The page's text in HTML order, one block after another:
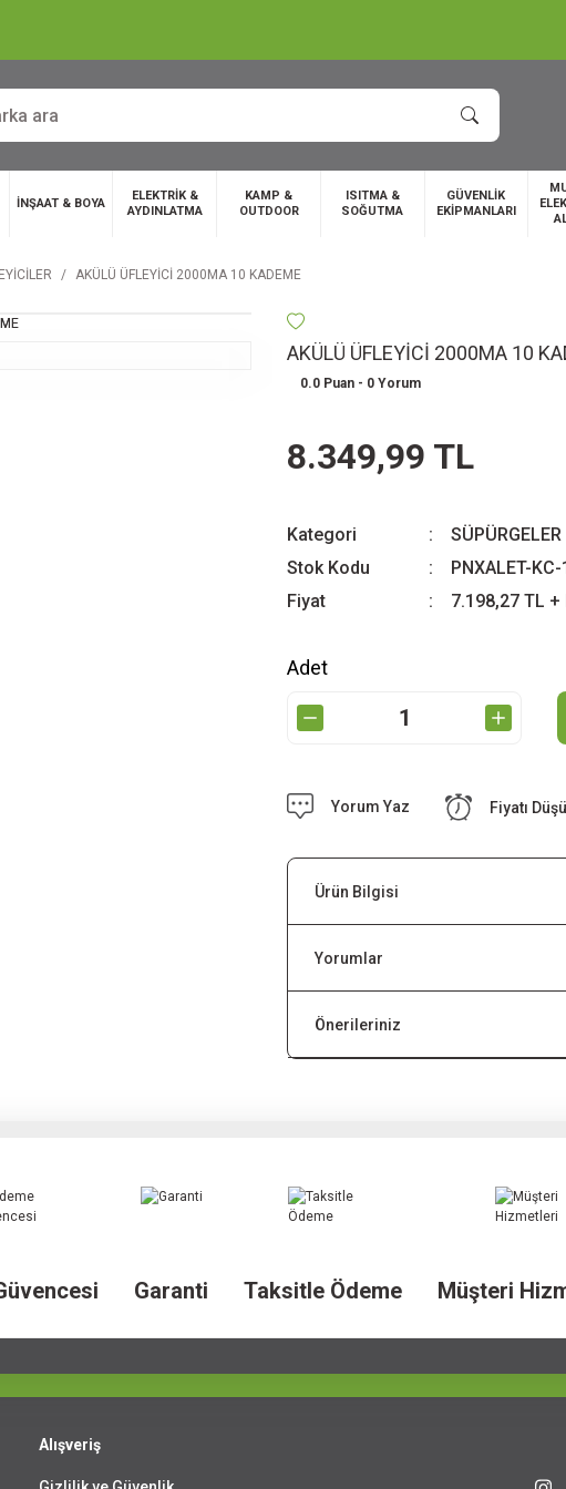
İNŞAAT & BOYA
ELEKTRİK &
AYDINLATMA
KAMP &
OUTDOOR
ISITMA &
SOĞUTMA
GÜVENLİK
EKİPMANLARI
AKÜLÜ ÜFLEYİCİ 2000MA 10 KADEME
AKÜLÜ ÜFLEYİCİ 2000MA 10
0.0 Puan - 0 Yorum
8.349,99 TL
Kategori
Stok Kodu
PNXALET-
Fiyat
7.198,27 TL +
Adet
Yorum Yaz Fiyatı
Ürün Bilgisi
Yorumlar
Önerileriniz
Garanti Taksitle Ödeme Müşteri
Alışveriş